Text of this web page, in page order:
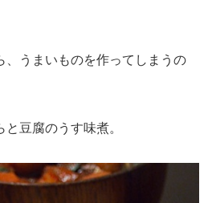
、うまいものを作ってしまうの
豆腐のうす味煮。